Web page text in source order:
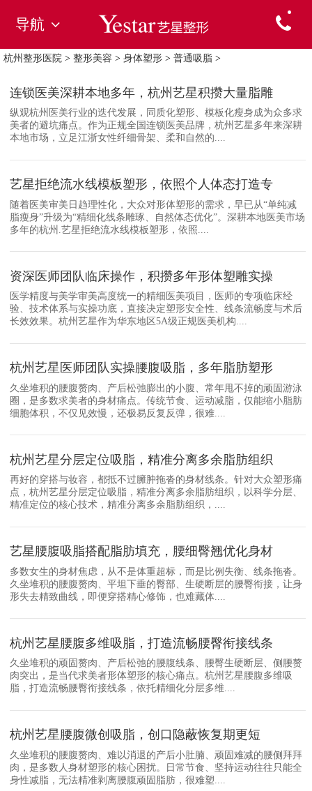
导航
杭州整形医院 > 整形美容 > 身体塑形 > 普通吸脂 >
连锁医美深耕本地多年，杭州艺星积攒大量脂雕
纵观杭州医美行业的迭代发展，同质化塑形、模板化瘦身成为众多求
美者的避坑痛点。作为正规全国连锁医美品牌，杭州艺星多年来深耕
本地市场，立足江浙女性纤细骨架、柔和自然的....
艺星拒绝流水线模板塑形，依照个人体态打造专
随着医美审美日趋理性化，大众对形体塑形的需求，早已从“单纯减
脂瘦身”升级为“精细化线条雕琢、自然体态优化”。深耕本地医美市场
多年的杭州.艺星拒绝流水线模板塑形，依照....
资深医师团队临床操作，积攒多年形体塑雕实操
医学精度与美学审美高度统一的精细医美项目，医师的专项临床经
验、技术体系与实操功底，直接决定塑形安全性、线条流畅度与术后
长效效果。杭州艺星作为华东地区5A级正规医美机构....
杭州艺星医师团队实操腰腹吸脂，多年脂肪塑形
久坐堆积的腰腹赘肉、产后松弛膨出的小腹、常年甩不掉的顽固游泳
圈，是多数求美者的身材痛点。传统节食、运动减脂，仅能缩小脂肪
细胞体积，不仅见效慢，还极易反复反弹，很难....
杭州艺星分层定位吸脂，精准分离多余脂肪组织
再好的穿搭与妆容，都抵不过臃肿拖沓的身材线条。针对大众塑形痛
点，杭州艺星分层定位吸脂，精准分离多余脂肪组织，以科学分层、
精准定位的核心技术，精准分离多余脂肪组织，....
艺星腰腹吸脂搭配脂肪填充，腰细臀翘优化身材
多数女生的身材焦虑，从不是体重超标，而是比例失衡、线条拖沓。
久坐堆积的腰腹赘肉、平坦下垂的臀部、生硬断层的腰臀衔接，让身
形失去精致曲线，即便穿搭精心修饰，也难藏体....
杭州艺星腰腹多维吸脂，打造流畅腰臀衔接线条
久坐堆积的顽固赘肉、产后松弛的腰腹线条、腰臀生硬断层、侧腰赘
肉突出，是当代求美者形体塑形的核心痛点。杭州艺星腰腹多维吸
脂，打造流畅腰臀衔接线条，依托精细化分层多维....
杭州艺星腰腹微创吸脂，创口隐蔽恢复期更短
久坐堆积的腰腹赘肉、难以消退的产后小肚腩、顽固难减的腰侧拜拜
肉，是多数人身材塑形的核心困扰。日常节食、坚持运动往往只能全
身性减脂，无法精准剥离腰腹顽固脂肪，很难塑....